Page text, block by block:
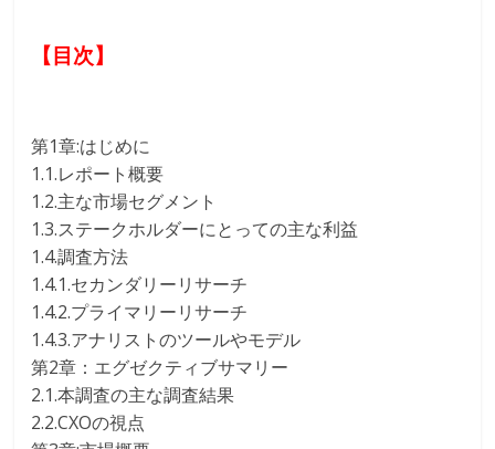
【目次】
第1章:はじめに
1.1.レポート概要
1.2.主な市場セグメント
1.3.ステークホルダーにとっての主な利益
1.4.調査方法
1.4.1.セカンダリーリサーチ
1.4.2.プライマリーリサーチ
1.4.3.アナリストのツールやモデル
第2章：エグゼクティブサマリー
2.1.本調査の主な調査結果
2.2.CXOの視点